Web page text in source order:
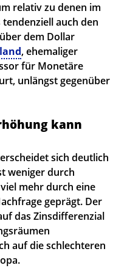
relativ zu denen im
auch den
dem Dollar
, ehemaliger
für Monetäre
unlängst gegenüber
kann
sich deutlich
weniger durch
mehr durch eine
geprägt. Der
das Zinsdifferenzial
auf die schlechteren